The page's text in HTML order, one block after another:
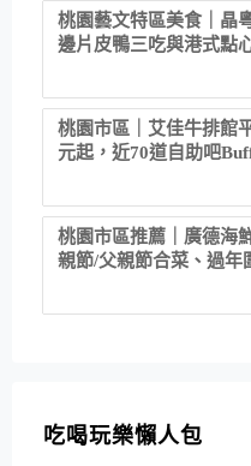
桃園藝文特區美食｜晶
邊片皮鴨三吃與港式點
桃園市區｜艾佳牛排館
元起，近70道自助吧
桃園市區推薦｜廣德海
親節/父親節合菜、過年
吃喝玩樂懶人包